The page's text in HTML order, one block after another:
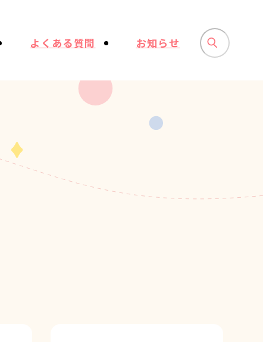
よくある質問 お知らせ